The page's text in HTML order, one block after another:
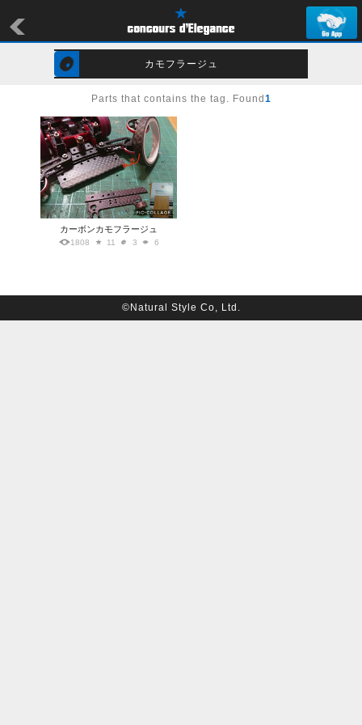
カモフラージュ
Parts that contains the tag. Found 1
カーボンカモフラージュ
1808 11 3 6
©Natural Style Co, Ltd.